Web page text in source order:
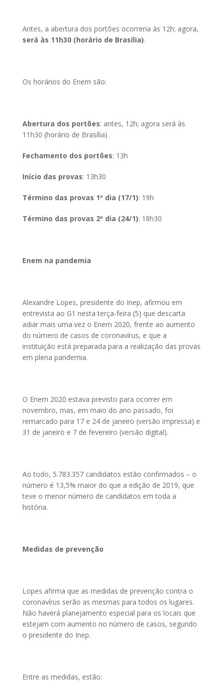
Antes, a abertura dos portões ocorreria às 12h; agora,
será às 11h30 (horário de Brasília).
Os horários do Enem são:
Abertura dos portões: antes, 12h; agora será às
11h30 (horário de Brasília)
Fechamento dos portões: 13h
Início das provas: 13h30
Término das provas 1º dia (17/1): 19h
Término das provas 2º dia (24/1): 18h30
Enem na pandemia
Alexandre Lopes, presidente do Inep, afirmou em
entrevista ao G1 nesta terça-feira (5) que descarta
adiar mais uma vez o Enem 2020, frente ao aumento
do número de casos de coronavírus, e que a
instituição está preparada para a realização das provas
em plena pandemia.
O Enem 2020 estava previsto para ocorrer em
novembro, mas, em maio do ano passado, foi
remarcado para 17 e 24 de janeiro (versão impressa) e
31 de janeiro e 7 de fevereiro (versão digital).
Ao todo, 5.783.357 candidatos estão confirmados – o
número é 13,5% maior do que a edição de 2019, que
teve o menor número de candidatos em toda a
história.
Medidas de prevenção
Lopes afirma que as medidas de prevenção contra o
coronavírus serão as mesmas para todos os lugares.
Não haverá planejamento especial para os locais que
estejam com aumento no número de casos, segundo
o presidente do Inep.
Entre as medidas, estão: